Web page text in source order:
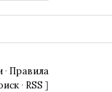
· Правила
· RSS ]